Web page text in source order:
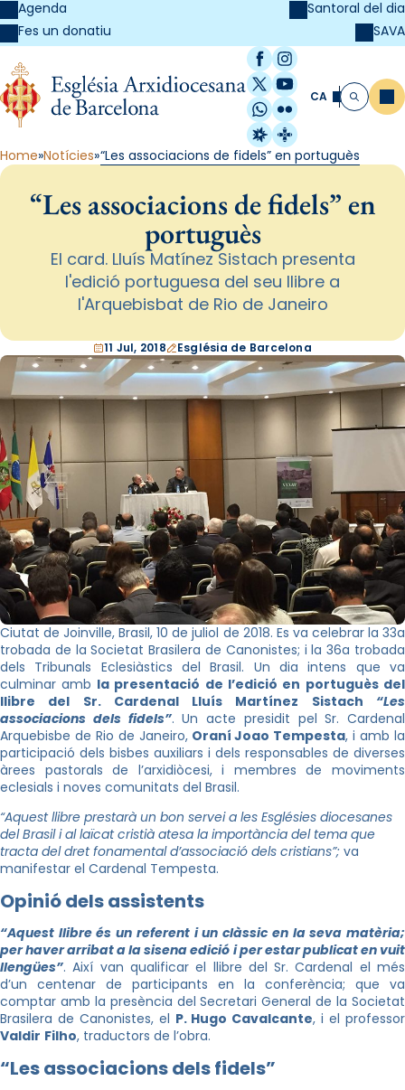
Agenda
Fes un donatiu
Santoral del dia
SAVA
Facebook
Instagram
X / Twitter
YouTube
WhatsApp
Flickr
Radio Estel
Catalunya
CA Cerca
Home Notícies “Les associacions de fidels” en portuguès
“Les associacions de fidels” en
portuguès
El card. Lluís Matínez Sistach presenta
l'edició portuguesa del seu llibre a
l'Arquebisbat de Rio de Janeiro
11 Jul, 2018 Església de Barcelona
Ciutat deJoinville, Brasil, 10 de juliol de 2018. Es va celebrar la 33a
trobada de la Societat Brasilera de Canonistes; i la 36a trobada
dels Tribunals Eclesiàstics del Brasil. Un dia intens que va
culminar amb la presentació de l’edició en portuguès del
llibre del Sr. Cardenal Lluís Martínez Sistach
“Les
associacions dels fidels”. Un acte presidit pel Sr. Cardenal
Arquebisbe de Rio de Janeiro, Oraní Joao Tempesta, i amb la
participació dels bisbes auxiliars i dels responsables de diverses
àrees pastorals de l’arxidiòcesi, i membres de moviments
eclesials i noves comunitats del Brasil.
“Aquest llibre prestarà un bon servei a les Esglésies diocesanes
del Brasil i al laïcat cristià atesa la importància del tema que
tracta del dret fonamental d’associació dels cristians”; va
manifestar el Cardenal Tempesta.
Opinió dels assistents
“Aquest llibre és un referent i un clàssic en la seva matèria;
per haver arribat a la sisena edició i per estar publicat en vuit
llengües”. Així van qualificar el llibre del Sr. Cardenal el més
d’un centenar de participants en la conferència; que va
comptar amb la presència del Secretari General de la Societat
Brasilera de Canonistes, el P. Hugo Cavalcante, i el professor
Valdir Filho, traductors de l’obra.
“Les associacions dels fidels”